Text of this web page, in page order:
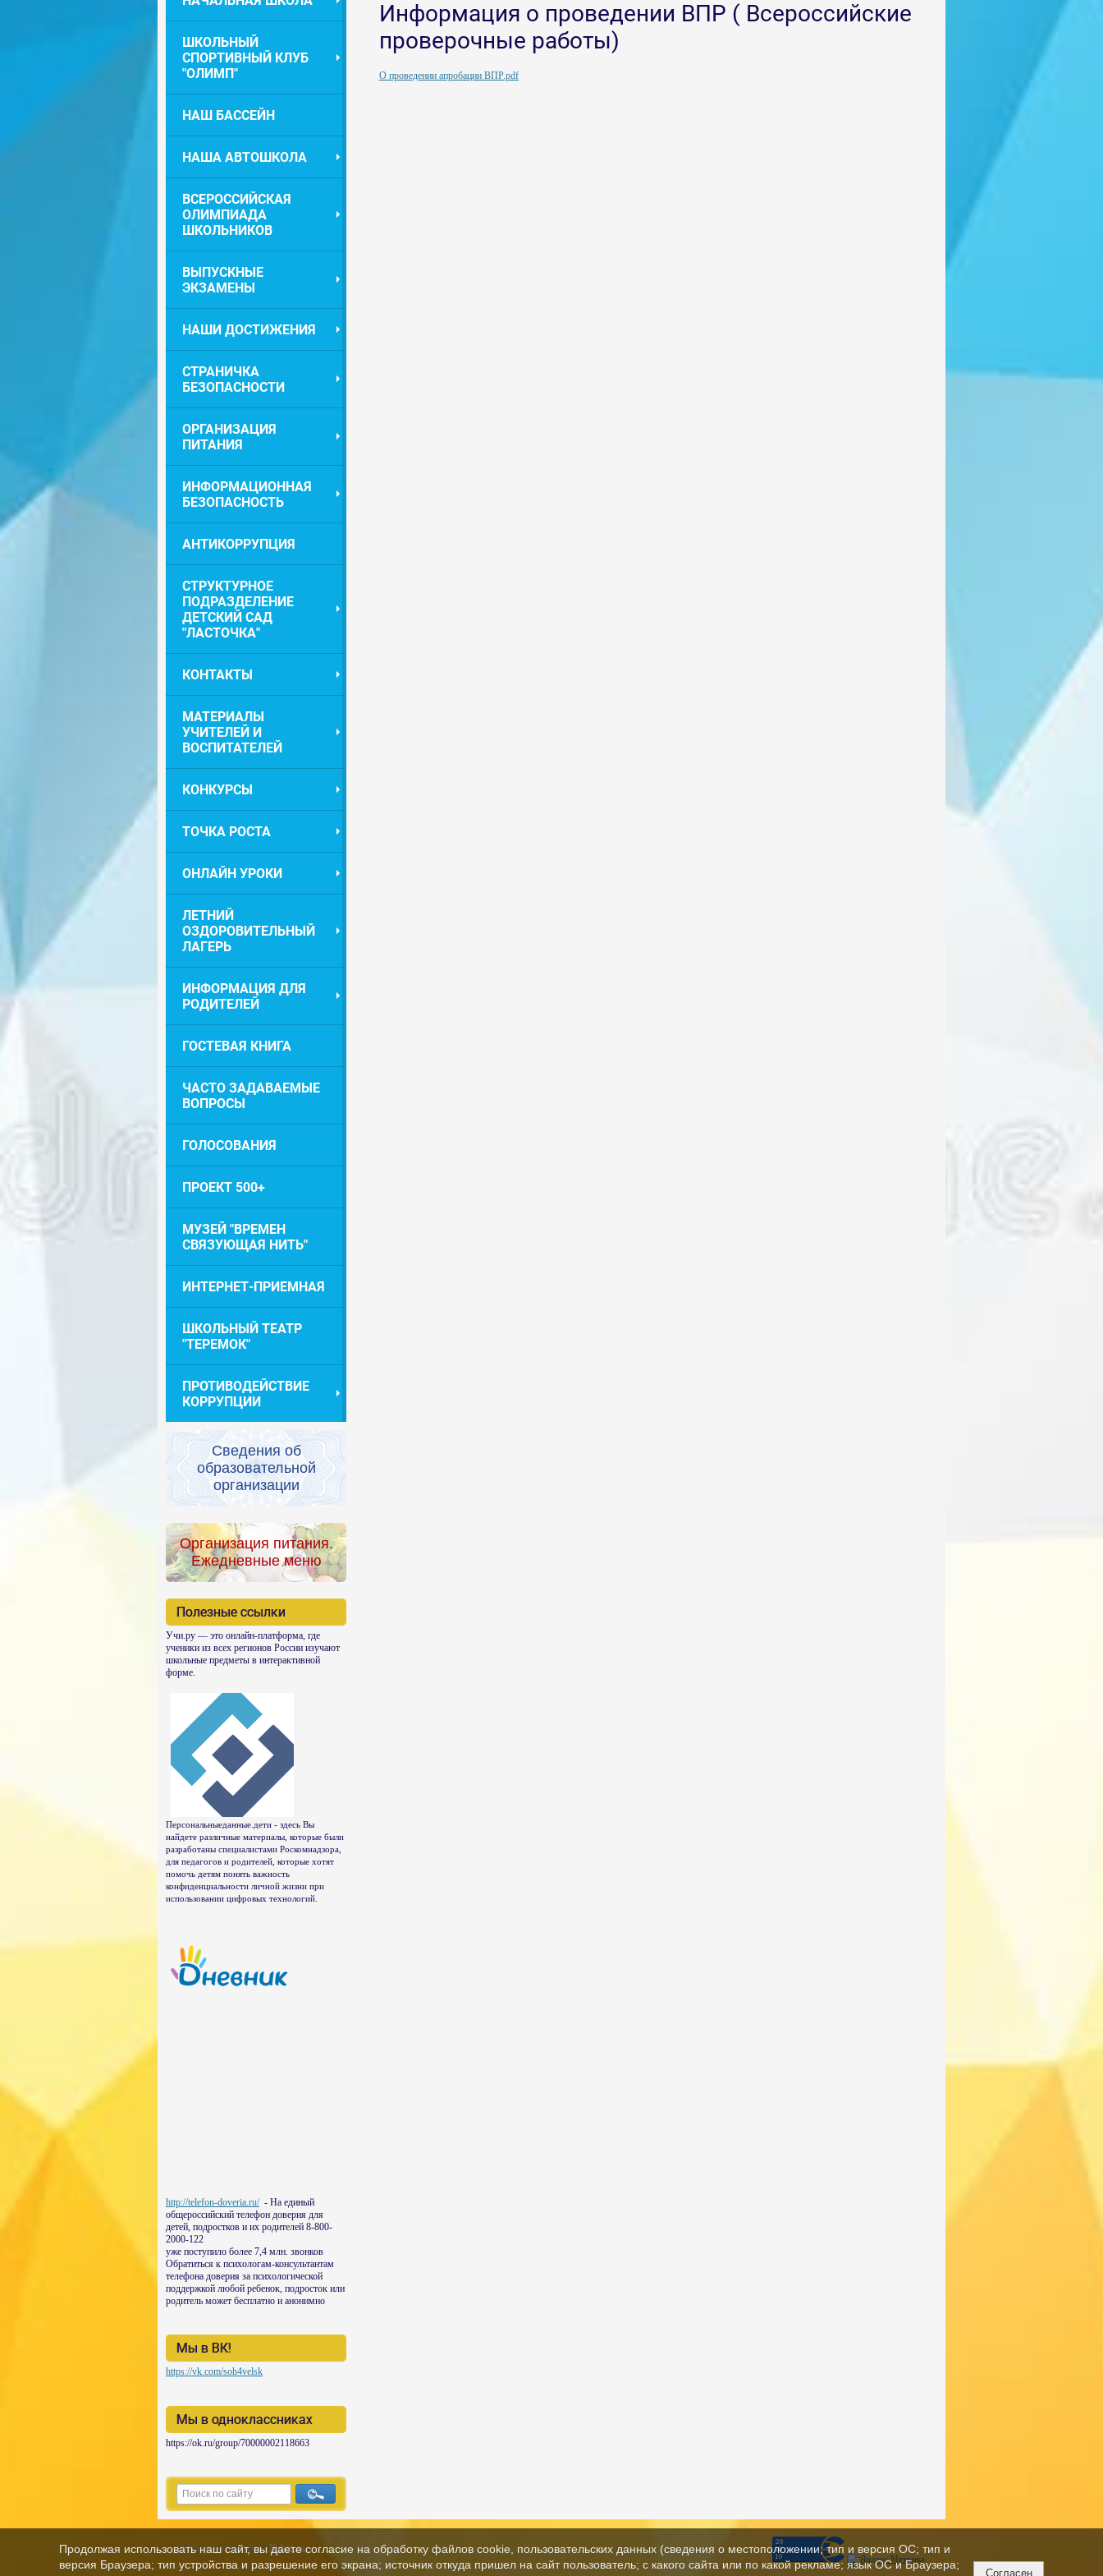
ШКОЛЬНЫЙ
СПОРТИВНЫЙ КЛУБ
"ОЛИМП"
НАШ БАССЕЙН
НАША АВТОШКОЛА
ВСЕРОССИЙСКАЯ
ОЛИМПИАДА
ШКОЛЬНИКОВ
ВЫПУСКНЫЕ
ЭКЗАМЕНЫ
НАШИ ДОСТИЖЕНИЯ
СТРАНИЧКА
БЕЗОПАСНОСТИ
ОРГАНИЗАЦИЯ
ПИТАНИЯ
ИНФОРМАЦИОННАЯ
БЕЗОПАСНОСТЬ
АНТИКОРРУПЦИЯ
СТРУКТУРНОЕ
ПОДРАЗДЕЛЕНИЕ
ДЕТСКИЙ САД
"ЛАСТОЧКА"
КОНТАКТЫ
МАТЕРИАЛЫ
УЧИТЕЛЕЙ И
ВОСПИТАТЕЛЕЙ
КОНКУРСЫ
ТОЧКА РОСТА
ОНЛАЙН УРОКИ
ЛЕТНИЙ
ОЗДОРОВИТЕЛЬНЫЙ
ЛАГЕРЬ
ИНФОРМАЦИЯ ДЛЯ
РОДИТЕЛЕЙ
ГОСТЕВАЯ КНИГА
ЧАСТО ЗАДАВАЕМЫЕ
ВОПРОСЫ
ГОЛОСОВАНИЯ
ПРОЕКТ 500+
МУЗЕЙ "ВРЕМЕН
СВЯЗУЮЩАЯ НИТЬ"
ИНТЕРНЕТ-ПРИЕМНАЯ
ШКОЛЬНЫЙ ТЕАТР
"ТЕРЕМОК"
ПРОТИВОДЕЙСТВИЕ
КОРРУПЦИИ
Сведения об
образовательной
организации
Организация питания.
Ежедневные меню
Полезные ссылки
Учи.ру — это онлайн-платформа, где
ученики из всех регионов России изучают
школьные предметы в интерактивной
форме.
Персональныеданные.дети - здесь Вы
найдете различные материалы, которые были
разработаны специалистами Роскомнадзора,
для педагогов и родителей, которые хотят
помочь детям понять важность
конфиденциальности личной жизни при
использовании цифровых технологий.
http://telefon-doveria.ru/- На единый
общероссийский телефон доверия для
детей, подростков и их родителей 8-800-
2000-122
уже поступило более 7,4 млн. звонков
Обратиться к психологам-консультантам
телефона доверия за психологической
поддержкой любой ребенок, подросток или
родитель может бесплатно и анонимно
Мы в ВК!
https://vk.com/soh4velsk
Мы в одноклассниках
https://ok.ru/group/70000002118663
Информация о проведении ВПР ( Всероссийские
проверочные работы)
О проведении апробации ВПР.pdf
© Конструктор сайтовNubex.ru
Продолжая использовать наш сайт, вы даете согласие на обработку файлов cookie, пользовательских данных (сведения о местоположении; тип и версия ОС; тип и
версия Браузера; тип устройства и разрешение его экрана; источник откуда пришел на сайт пользователь; с какого сайта или по какой рекламе; язык ОС и Браузера;
Согласен